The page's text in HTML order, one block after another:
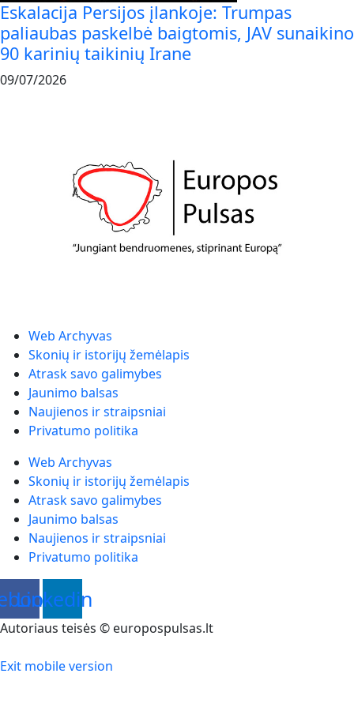
Eskalacija Persijos įlankoje: Trumpas
paliaubas paskelbė baigtomis, JAV sunaikino
90 karinių taikinių Irane
09/07/2026
Web Archyvas
Skonių ir istorijų žemėlapis
Atrask savo galimybes
Jaunimo balsas
Naujienos ir straipsniai
Privatumo politika
Web Archyvas
Skonių ir istorijų žemėlapis
Atrask savo galimybes
Jaunimo balsas
Naujienos ir straipsniai
Privatumo politika
Linkedin
Autoriaus teisės © europospulsas.lt
Exit mobile version